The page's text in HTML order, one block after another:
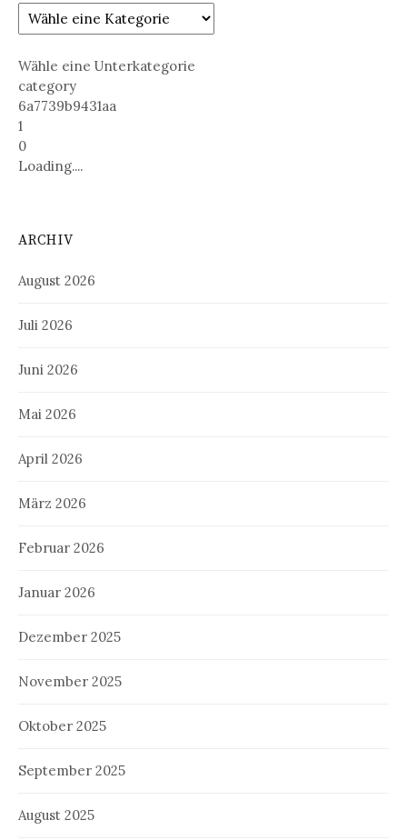
Wähle eine Unterkategorie
category
6a7739b9431aa
1
0
Loading....
ARCHIV
August 2026
Juli 2026
Juni 2026
Mai 2026
April 2026
März 2026
Februar 2026
Januar 2026
Dezember 2025
November 2025
Oktober 2025
September 2025
August 2025